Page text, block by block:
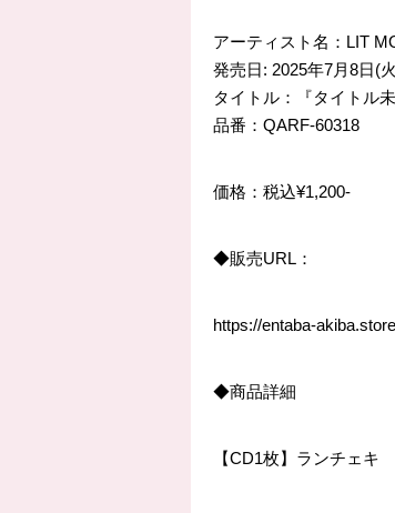
アーティスト名： LIT
発売日: 2025年7月8日(火
タイトル：『タイトル未
品番： QARF-60318
価格：税込¥1,200-
◆販売URL ：
https://entaba-
◆商品詳細
【CD1枚】ランチェキ